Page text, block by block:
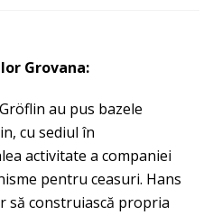
Grovana:
au pus bazele
cu sediul în
activitate a companiei
pentru ceasuri. Hans
să construiască propria